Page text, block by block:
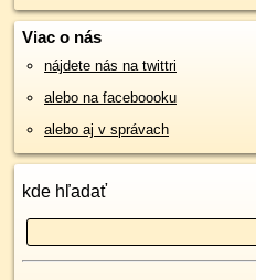
Viac o nás
nájdete nás na twittri
alebo na faceboooku
alebo aj v správach
kde hľadať